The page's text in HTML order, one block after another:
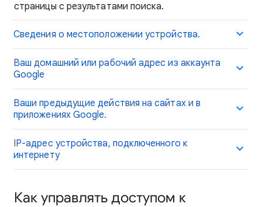
страницы с результатами поиска.
Сведения о местоположении устройства.
Ваш домашний или рабочий адрес из аккаунта
Google
Ваши предыдущие действия на сайтах и в
приложениях Google.
IP-адрес устройства, подключенного к
интернету
Как управлять доступом к